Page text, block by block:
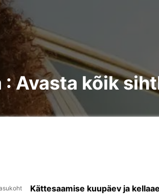
Avasta kõik
Kättesaamise kuupäev ja